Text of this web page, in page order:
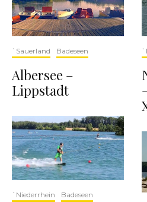
`Sauerland Badeseen
Albersee –
Lippstadt
`Niederrhein Badeseen